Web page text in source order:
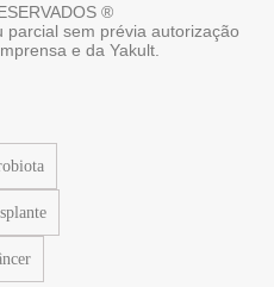
®
sem prévia autorização
e da Yakult.